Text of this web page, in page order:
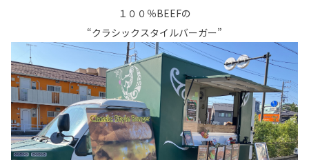
１００％BEEFの
“クラシックスタイルバーガー”